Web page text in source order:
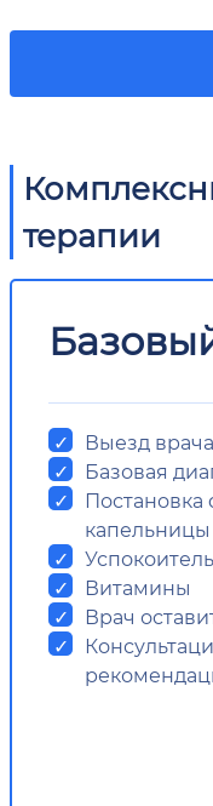
терапии
Выезд
Базовая
Постановка
капельницы
Витамины
Врач